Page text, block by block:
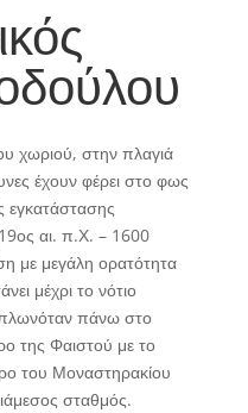
χωριού, στην πλαγιά
έχουν φέρει στο φως
εγκατάστασης
αι. π.Χ. – 1600
με μεγάλη ορατότητα
μέχρι το νότιο
πάνω στο
της Φαιστού με το
του Μοναστηρακίου
σταθμός.